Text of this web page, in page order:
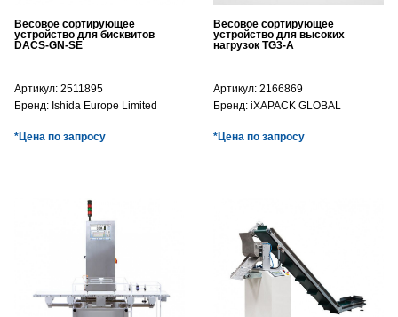
Весовое сортирующее
устройство для бисквитов
DACS-GN-SE
Артикул: 2511895
Бренд: Ishida Europe Limited
*Цена по запросу
Весовое сортирующее
устройство для высоких
нагрузок TG3-A
Артикул: 2166869
Бренд: iXAPACK GLOBAL
*Цена по запросу